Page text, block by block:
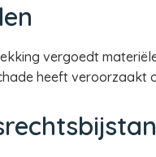
vergoedt
heeft veroorzaakt